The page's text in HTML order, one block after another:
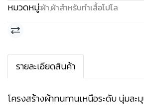
หมวดหมู่:ผ้า,ผ้าสำหรับทำเสื้อโปโล
รายละเอียดสินค้า
โครงสร้างผ้าทนทานเหนือระดับ นุ่มละ